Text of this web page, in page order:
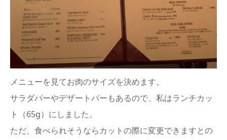
メニューを見てお肉のサイズを決めます。
サラダバーやデザートバーもあるので、私はランチカッ
ト（65g）にしました。
ただ、食べられそうならカットの際に変更できますとの